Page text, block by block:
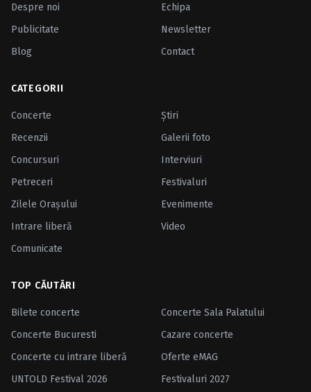
Despre noi
Echipa
Publicitate
Newsletter
Blog
Contact
CATEGORII
Concerte
Ştiri
Recenzii
Galerii foto
Concursuri
Interviuri
Petreceri
Festivaluri
Zilele Oraşului
Evenimente
Intrare liberă
Video
Comunicate
TOP CĂUTĂRI
Bilete concerte
Concerte Sala Palatului
Concerte Bucuresti
Cazare concerte
Concerte cu intrare liberă
Oferte eMAG
UNTOLD Festival 2026
Festivaluri 2027